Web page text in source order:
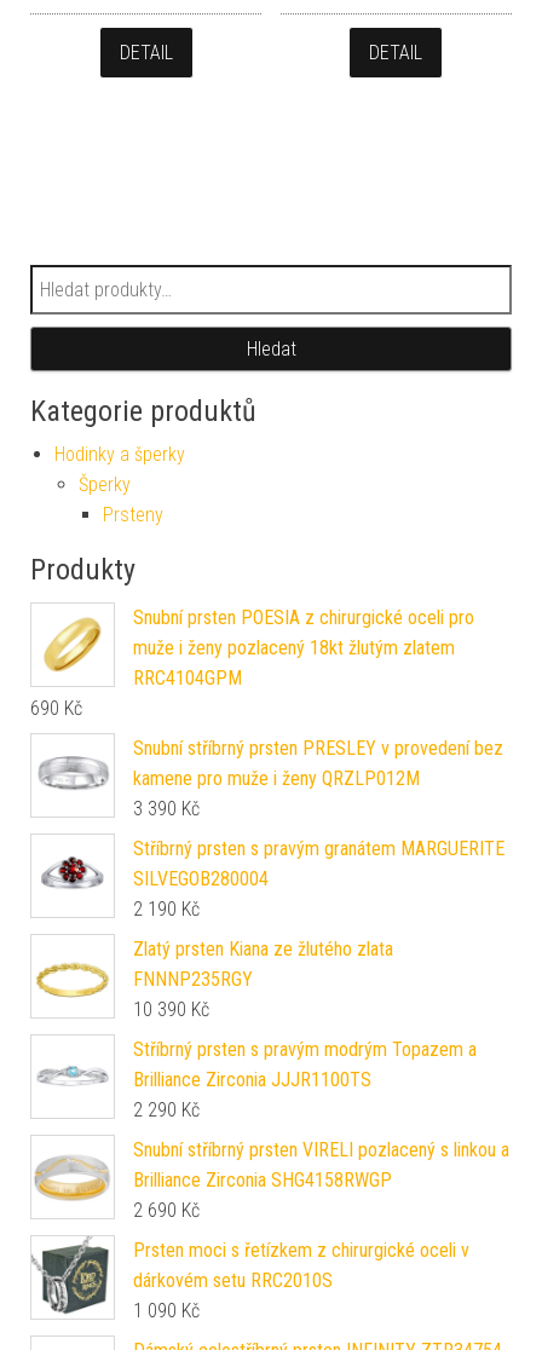
DETAIL DETAIL
Hledat:
Hledat
Kategorie produktů
Hodinky a šperky
Šperky
Prsteny
Produkty
Snubní prsten POESIA z chirurgické oceli pro
muže i ženy pozlacený 18kt žlutým zlatem
RRC4104GPM
690 Kč
Snubní stříbrný prsten PRESLEY v provedení bez
kamene pro muže i ženy QRZLP012M
3 390 Kč
Stříbrný prsten s pravým granátem MARGUERITE
SILVEGOB280004
2 190 Kč
Zlatý prsten Kiana ze žlutého zlata
FNNNP235RGY
10 390 Kč
Stříbrný prsten s pravým modrým Topazem a
Brilliance Zirconia JJJR1100TS
2 290 Kč
Snubní stříbrný prsten VIRELI pozlacený s linkou a
Brilliance Zirconia SHG4158RWGP
2 690 Kč
Prsten moci s řetízkem z chirurgické oceli v
dárkovém setu RRC2010S
1 090 Kč